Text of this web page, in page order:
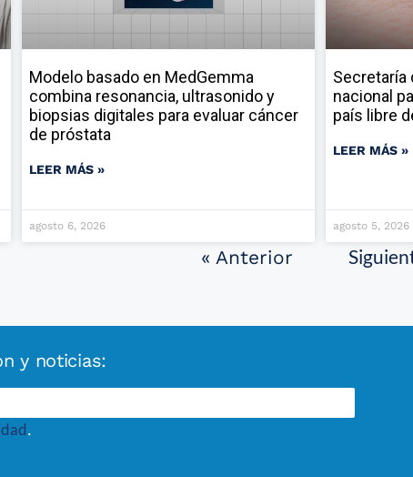
Modelo basado en MedGemma
combina resonancia, ultrasonido y
biopsias digitales para evaluar cáncer
de próstata
LEER MÁS »
agosto 6, 2026
Secretaría
nacional
país libre
LEER MÁS »
agosto 5, 2026
« Anterior
y noticias:
.